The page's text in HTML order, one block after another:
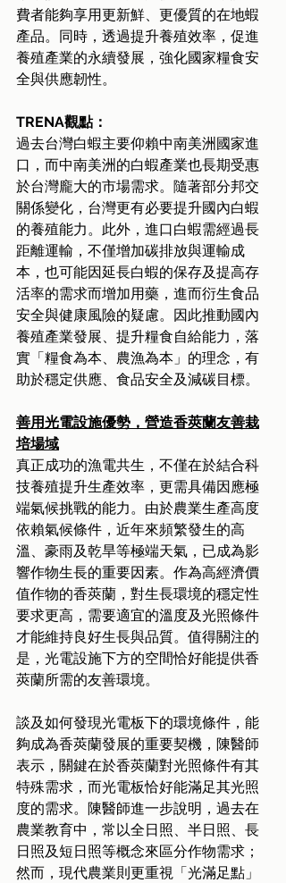
費者能夠享用更新鮮、更優質的在地蝦
產品。同時，透過提升養殖效率，促進
養殖產業的永續發展，強化國家糧食安
全與供應韌性。
TRENA觀點：
過去台灣白蝦主要仰賴中南美洲國家進
口，而中南美洲的白蝦產業也長期受惠
於台灣龐大的市場需求。隨著部分邦交
關係變化，台灣更有必要提升國內白蝦
的養殖能力。此外，進口白蝦需經過長
距離運輸，不僅增加碳排放與運輸成
本，也可能因延長白蝦的保存及提高存
活率的需求而增加用藥，進而衍生食品
安全與健康風險的疑慮。因此推動國內
養殖產業發展、提升糧食自給能力，落
實「糧食為本、農漁為本」的理念，有
助於穩定供應、食品安全及減碳目標。
善用光電設施優勢，營造香莢蘭友善栽
培場域
真正成功的漁電共生，不僅在於結合科
技養殖提升生產效率，更需具備因應極
端氣候挑戰的能力。由於農業生產高度
依賴氣候條件，近年來頻繁發生的高
溫、豪雨及乾旱等極端天氣，已成為影
響作物生長的重要因素。作為高經濟價
值作物的香莢蘭，對生長環境的穩定性
要求更高，需要適宜的溫度及光照條件
才能維持良好生長與品質。值得關注的
是，光電設施下方的空間恰好能提供香
莢蘭所需的友善環境。
談及如何發現光電板下的環境條件，能
夠成為香莢蘭發展的重要契機，陳醫師
表示，關鍵在於香莢蘭對光照條件有其
特殊需求，而光電板恰好能滿足其光照
度的需求。陳醫師進一步說明，過去在
農業教育中，常以全日照、半日照、長
日照及短日照等概念來區分作物需求；
然而，現代農業則更重視「光滿足點」